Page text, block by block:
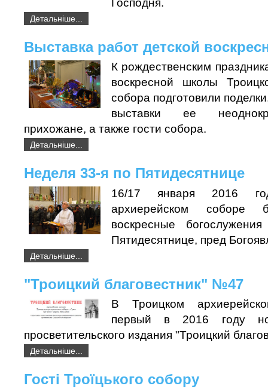
Господня.
Детальніше...
Выставка работ детской
К рождественским
воскресной школы
собора подготовили
выставки ее
прихожане, а также гости собора.
Детальніше...
Неделя 33-я по Пятидесятнице
16/17 января 2016
архиерейском соборе
воскресные
Пятидесятнице, пред
Детальніше...
"Троицкий благовестник" №47
В Троицком
первый в 2016 году
просветительского издания "Троицкий
Детальніше...
Гості Троїцького собору